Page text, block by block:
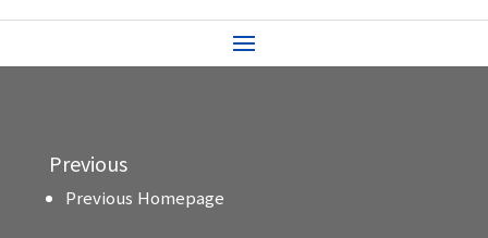
Previous
Previous Homepage